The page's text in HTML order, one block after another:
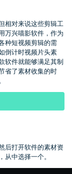
相对来说这些剪辑工
万兴喵影软件，作为
种短视频剪辑的需
倒计时视频片头素
软件就能够满足其制
省了素材收集的时
后打开软件的素材资
从中选择一个。